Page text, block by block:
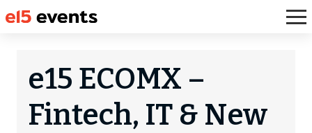
e15 ECOMX –
Fintech, IT & New